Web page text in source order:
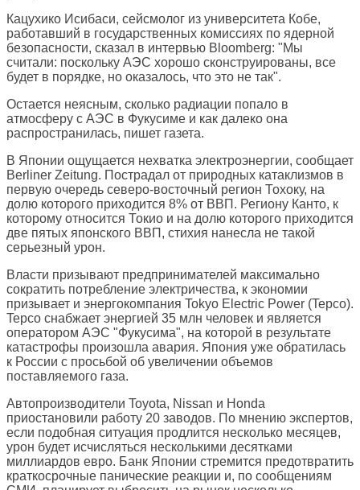
Кацухико Исибаси, сейсмолог из университета Кобе,
работавший в государственных комиссиях по ядерной
безопасности, сказал в интервью Bloomberg: "Мы
считали: поскольку АЭС хорошо сконструированы, все
будет в порядке, но оказалось, что это не так".
Остается неясным, сколько радиации попало в
атмосферу с АЭС в Фукусиме и как далеко она
распространилась, пишет газета.
В Японии ощущается нехватка электроэнергии, сообщает
Berliner Zeitung. Пострадал от природных катаклизмов в
первую очередь северо-восточный регион Тохоку, на
долю которого приходится 8% от ВВП. Региону Канто, к
которому относится Токио и на долю которого приходится
две пятых японского ВВП, стихия нанесла не такой
серьезный урон.
Власти призывают предпринимателей максимально
сократить потребление электричества, к экономии
призывает и энергокомпания Tokyo Electric Power (Tepco).
Tepco снабжает энергией 35 млн человек и является
оператором АЭС "Фукусима", на которой в результате
катастрофы произошла авария. Япония уже обратилась
к России с просьбой об увеличении объемов
поставляемого газа.
Автопроизводители Toyota, Nissan и Honda
приостановили работу 20 заводов. По мнению экспертов,
если подобная ситуация продлится несколько месяцев,
урон будет исчисляться несколькими десятками
миллиардов евро. Банк Японии стремится предотвратить
краткосрочные панические реакции и, по сообщениям